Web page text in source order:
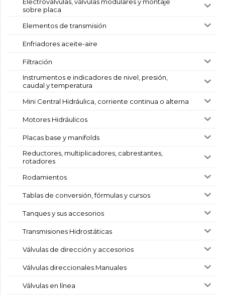
sobre placa
Elementos de transmisión
Enfriadores aceite-aire
Filtración
Instrumentos e indicadores de nivel, presión,
caudal y temperatura
Mini Central Hidráulica, corriente continua o alterna
Motores Hidráulicos
Placas base y manifolds
Reductores, multiplicadores, cabrestantes,
rotadores
Rodamientos
Tablas de conversión, fórmulas y cursos
Tanques y sus accesorios
Transmisiones Hidrostáticas
Válvulas de dirección y accesorios
Válvulas direccionales Manuales
Válvulas en línea